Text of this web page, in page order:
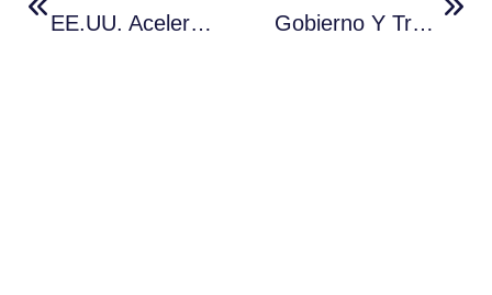
EE.UU. Acelera Las Negociaciones De Acuerdos Comerciales Gobierno Y Trabajadores Evalúan Nuevos Contratos Laborales